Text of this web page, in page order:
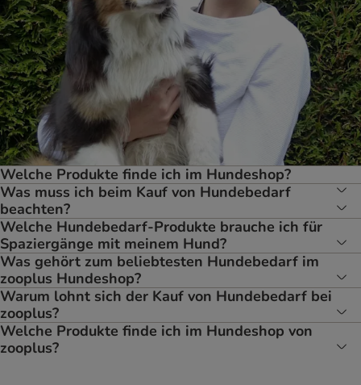
Welche Produkte finde ich im Hundeshop?
Was muss ich beim Kauf von Hundebedarf
beachten?
Welche Hundebedarf-Produkte brauche ich für
Spaziergänge mit meinem Hund?
Was gehört zum beliebtesten Hundebedarf im
zooplus Hundeshop?
Warum lohnt sich der Kauf von Hundebedarf bei
zooplus?
Welche Produkte finde ich im Hundeshop von
zooplus?